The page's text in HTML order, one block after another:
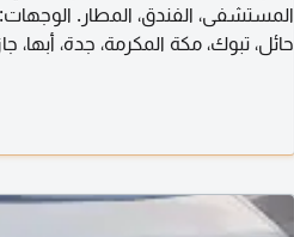
المستشفى، الفندق، المطار. الوجهات:
حائل، تبوك، مكة المكرمة، جدة، أبها،